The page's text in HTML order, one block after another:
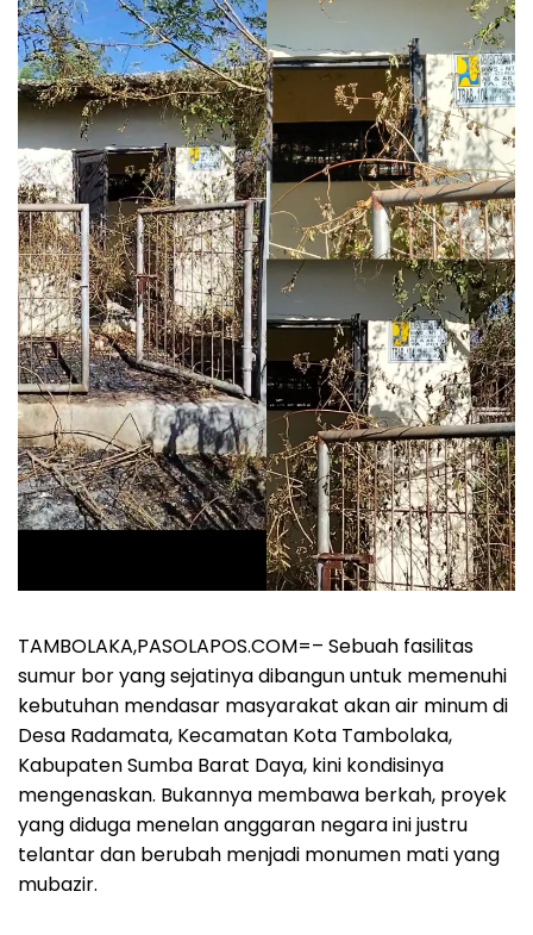
TAMBOLAKA,PASOLAPOS.COM=– Sebuah fasilitas
sumur bor yang sejatinya dibangun untuk memenuhi
kebutuhan mendasar masyarakat akan air minum di
Desa Radamata, Kecamatan Kota Tambolaka,
Kabupaten Sumba Barat Daya, kini kondisinya
mengenaskan. Bukannya membawa berkah, proyek
yang diduga menelan anggaran negara ini justru
telantar dan berubah menjadi monumen mati yang
mubazir.